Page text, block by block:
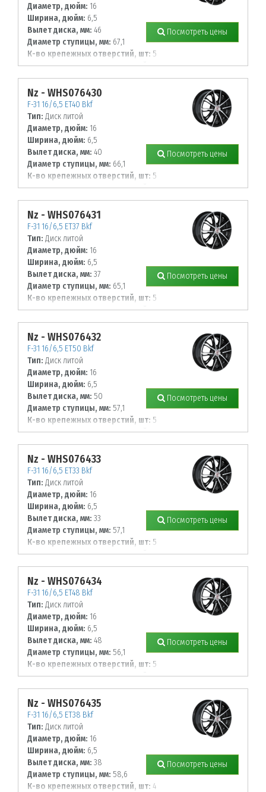
Диаметр, дюйм: 16
Ширина, дюйм: 6,5
Вылет диска, мм: 46
Диаметр ступицы, мм: 67,1
К-во крепежных отверстий, шт: 5
Диаметр располож. отверстий, мм:
114,3
Посмотреть цены
Nz - WHS076430
F-31 16/6,5 ET40 Bkf
Тип: Диск литой
Диаметр, дюйм: 16
Ширина, дюйм: 6,5
Вылет диска, мм: 40
Диаметр ступицы, мм: 66,1
К-во крепежных отверстий, шт: 5
Диаметр располож. отверстий, мм:
114,3
Посмотреть цены
Nz - WHS076431
F-31 16/6,5 ET37 Bkf
Тип: Диск литой
Диаметр, дюйм: 16
Ширина, дюйм: 6,5
Вылет диска, мм: 37
Диаметр ступицы, мм: 65,1
К-во крепежных отверстий, шт: 5
Диаметр располож. отверстий, мм:
110
Посмотреть цены
Nz - WHS076432
F-31 16/6,5 ET50 Bkf
Тип: Диск литой
Диаметр, дюйм: 16
Ширина, дюйм: 6,5
Вылет диска, мм: 50
Диаметр ступицы, мм: 57,1
К-во крепежных отверстий, шт: 5
Диаметр располож. отверстий, мм:
112
Посмотреть цены
Nz - WHS076433
F-31 16/6,5 ET33 Bkf
Тип: Диск литой
Диаметр, дюйм: 16
Ширина, дюйм: 6,5
Вылет диска, мм: 33
Диаметр ступицы, мм: 57,1
К-во крепежных отверстий, шт: 5
Диаметр располож. отверстий, мм:
112
Посмотреть цены
Nz - WHS076434
F-31 16/6,5 ET48 Bkf
Тип: Диск литой
Диаметр, дюйм: 16
Ширина, дюйм: 6,5
Вылет диска, мм: 48
Диаметр ступицы, мм: 56,1
К-во крепежных отверстий, шт: 5
Диаметр располож. отверстий, мм:
100
Посмотреть цены
Nz - WHS076435
F-31 16/6,5 ET38 Bkf
Тип: Диск литой
Диаметр, дюйм: 16
Ширина, дюйм: 6,5
Вылет диска, мм: 38
Диаметр ступицы, мм: 58,6
К-во крепежных отверстий, шт: 4
Посмотреть цены